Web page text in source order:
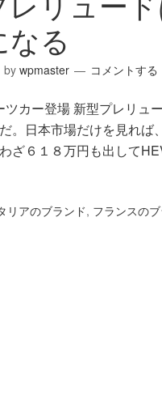
なる
by wpmaster コメントする
ツカー登場 新型プレリュ
。日本市場だけを見れ
ざ６１８万円も出して
リアのブランド, フランスの